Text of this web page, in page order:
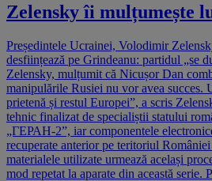
Zelensky îi mulțumește
Președintele Ucrainei, Volodimir
desființează pe Grindeanu: partidul „se
Zelensky, mulțumit că Nicușor Dan
manipulările Rusiei nu vor avea succes.
prietenă și restul Europei”, a scris
tehnic finalizat de specialiștii statului
„ГЕРАН-2”, iar componentele
recuperate anterior pe teritoriul
materialele utilizate urmează același
mod repetat la aparate din această